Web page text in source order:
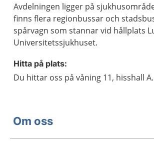
Avdelningen ligger på
finns flera regionbussar och
spårvagn som stannar vid hållplats
Universitetssjukhuset.
Hitta på plats:
Du hittar oss på våning 11, hisshall A.
Om oss